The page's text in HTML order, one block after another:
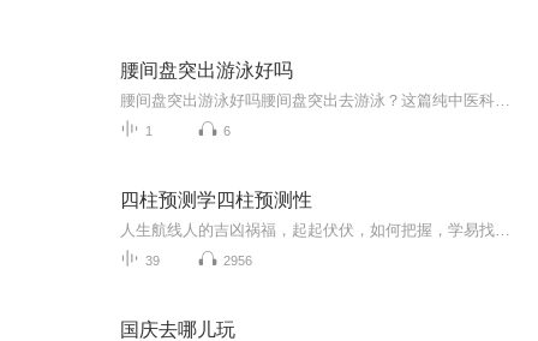
腰间盘突出游泳好吗
1 6
四柱预测学四柱预测性
39 2956
国庆去哪儿玩